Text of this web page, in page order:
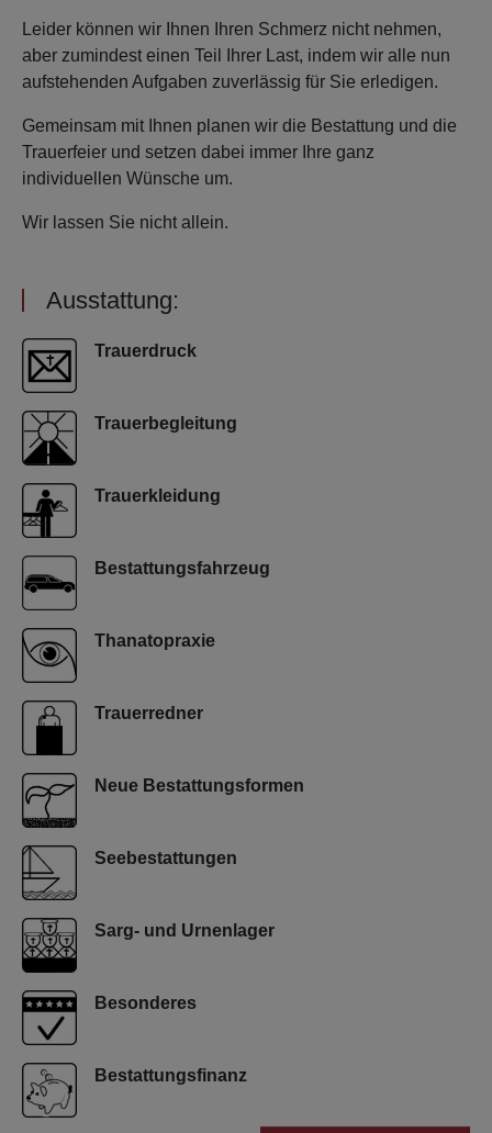
Leider können wir Ihnen Ihren Schmerz nicht nehmen,
aber zumindest einen Teil Ihrer Last, indem wir alle nun
aufstehenden Aufgaben zuverlässig für Sie erledigen.
Gemeinsam mit Ihnen planen wir die Bestattung und die
Trauerfeier und setzen dabei immer Ihre ganz
individuellen Wünsche um.
Wir lassen Sie nicht allein.
Ausstattung:
Trauerdruck
Trauerbegleitung
Trauerkleidung
Bestattungsfahrzeug
Thanatopraxie
Trauerredner
Neue Bestattungsformen
Seebestattungen
Sarg- und Urnenlager
Besonderes
Bestattungsfinanz